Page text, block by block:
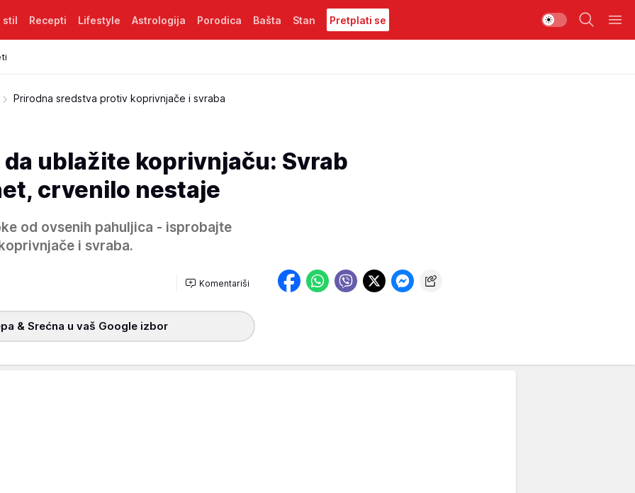
stil Recepti Lifestyle Astrologija Porodica Bašta Stan Pretplati se
Prirodna sredstva protiv koprivnjače i svraba
ublažite koprivnjaču: Svrab
crvenilo nestaje
od ovsenih pahuljica - isprobajte
i svraba.
Komentariši
& Srećna u vaš Google izbor